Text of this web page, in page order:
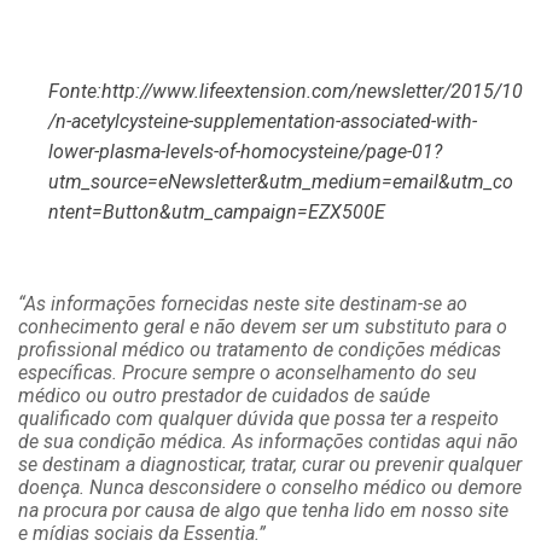
Fonte:http://www.lifeextension.com/newsletter/2015/10
/n-acetylcysteine-supplementation-associated-with-
lower-plasma-levels-of-homocysteine/page-01?
utm_source=eNewsletter&utm_medium=email&utm_co
ntent=Button&utm_campaign=EZX500E
“As informações fornecidas neste site destinam-se ao
conhecimento geral e não devem ser um substituto para o
profissional médico ou tratamento de condições médicas
específicas. Procure sempre o aconselhamento do seu
médico ou outro prestador de cuidados de saúde
qualificado com qualquer dúvida que possa ter a respeito
de sua condição médica. As informações contidas aqui não
se destinam a diagnosticar, tratar, curar ou prevenir qualquer
doença. Nunca desconsidere o conselho médico ou demore
na procura por causa de algo que tenha lido em nosso site
e mídias sociais da Essentia.”